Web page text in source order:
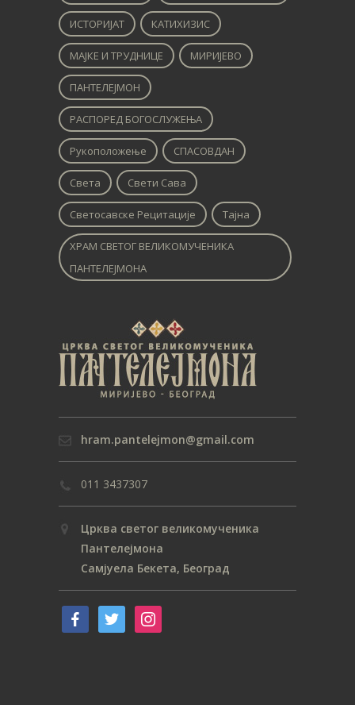
ИСТОРИЈАТ КАТИХИЗИС
МАЈКЕ И ТРУДНИЦЕ МИРИЈЕВО
ПАНТЕЛЕЈМОН
РАСПОРЕД БОГОСЛУЖЕЊА
Рукоположење СПАСОВДАН
Света Свети Сава
Светосавске Рецитације Тајна
ХРАМ СВЕТОГ ВЕЛИКОМУЧЕНИКА
ПАНТЕЛЕЈМОНА
hram.pantelejmon@gmail.com
011 3437307
Црква светог великомученика
Пантелејмона
Самјуела Бекета, Београд